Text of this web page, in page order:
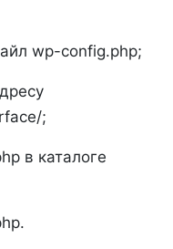
wp-config.php;
;
в каталоге